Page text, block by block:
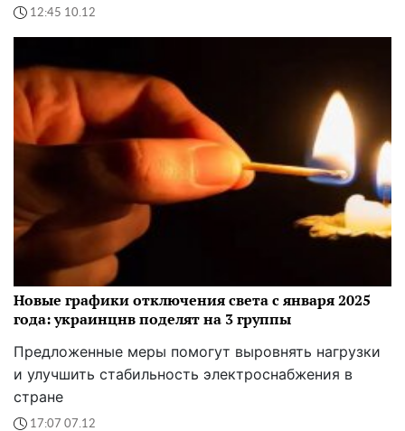
12:45 10.12
Новые графики отключения света с января 2025
года: украинцнв поделят на 3 группы
Предложенные меры помогут выровнять нагрузки
и улучшить стабильность электроснабжения в
стране
17:07 07.12